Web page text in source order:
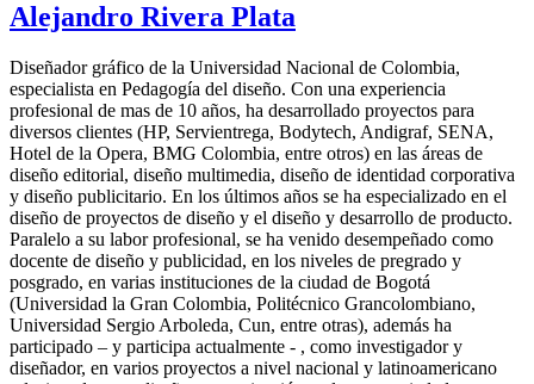
Alejandro Rivera Plata
Diseñador gráfico de la Universidad Nacional de Colombia,
especialista en Pedagogía del diseño. Con una experiencia
profesional de mas de 10 años, ha desarrollado proyectos para
diversos clientes (HP, Servientrega, Bodytech, Andigraf, SENA,
Hotel de la Opera, BMG Colombia, entre otros) en las áreas de
diseño editorial, diseño multimedia, diseño de identidad corporativa
y diseño publicitario. En los últimos años se ha especializado en el
diseño de proyectos de diseño y el diseño y desarrollo de producto.
Paralelo a su labor profesional, se ha venido desempeñado como
docente de diseño y publicidad, en los niveles de pregrado y
posgrado, en varias instituciones de la ciudad de Bogotá
(Universidad la Gran Colombia, Politécnico Grancolombiano,
Universidad Sergio Arboleda, Cun, entre otras), además ha
participado – y participa actualmente - , como investigador y
diseñador, en varios proyectos a nivel nacional y latinoamericano